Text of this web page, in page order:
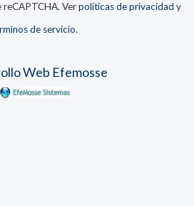
Verpolíticas de privacidad y
de servicio.
Web Efemosse